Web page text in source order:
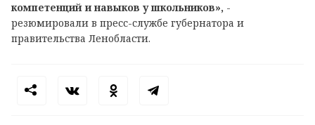
компетенций и навыков у школьников», -
резюмировали в пресс-службе губернатора и
правительства Ленобласти.